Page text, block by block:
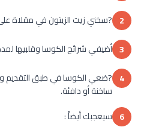
2 ?سخني زيت الزيتون في مقلاة
3 أضيفي شرائح الكوسا وقلبيها لمدة 10 دقائق حتى تتحمر
4 ?ضعي الكوسا في طبق التقديم
ساخنة أو دافئة.
6 سيعجبك أيضاً :